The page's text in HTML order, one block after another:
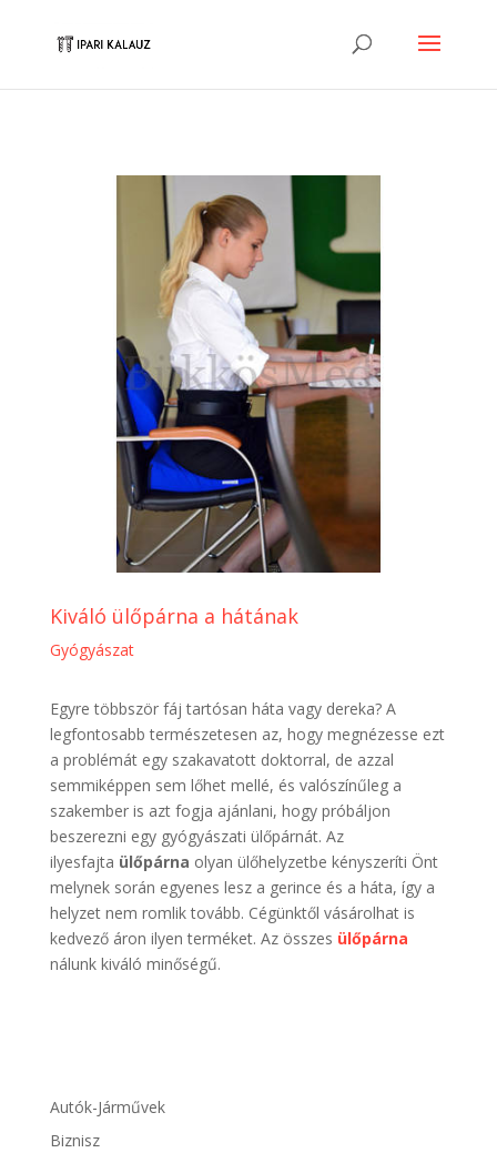
Kiváló ülőpárna a hátának
Gyógyászat
Egyre többször fáj tartósan háta vagy dereka? A
legfontosabb természetesen az, hogy megnézesse ezt
a problémát egy szakavatott doktorral, de azzal
semmiképpen sem lőhet mellé, és valószínűleg a
szakember is azt fogja ajánlani, hogy próbáljon
beszerezni egy gyógyászati ülőpárnát. Az
ilyesfajta ülőpárna olyan ülőhelyzetbe kényszeríti Önt
melynek során egyenes lesz a gerince és a háta, így a
helyzet nem romlik tovább. Cégünktől vásárolhat is
kedvező áron ilyen terméket. Az összes ülőpárna
nálunk kiváló minőségű.
Autók-Járművek
Biznisz